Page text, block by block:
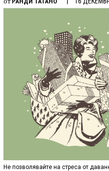
Не позволявайте на стреса от